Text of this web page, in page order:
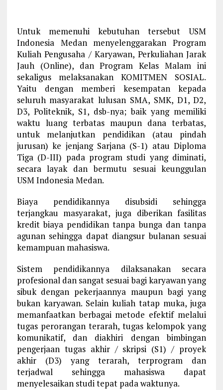
Untuk memenuhi kebutuhan tersebut USM
Indonesia Medan menyelenggarakan Program
Kuliah Pengusaha / Karyawan, Perkuliahan Jarak
Jauh (Online), dan Program Kelas Malam ini
sekaligus melaksanakan KOMITMEN SOSIAL.
Yaitu dengan memberi kesempatan kepada
seluruh masyarakat lulusan SMA, SMK, D1, D2,
D3, Politeknik, S1, dsb-nya; baik yang memiliki
waktu luang terbatas maupun dana terbatas,
untuk melanjutkan pendidikan (atau pindah
jurusan) ke jenjang Sarjana (S-1) atau Diploma
Tiga (D-III) pada program studi yang diminati,
secara layak dan bermutu sesuai keunggulan
USM Indonesia Medan.
Biaya pendidikannya disubsidi sehingga
terjangkau masyarakat, juga diberikan fasilitas
kredit biaya pendidikan tanpa bunga dan tanpa
agunan sehingga dapat diangsur bulanan sesuai
kemampuan mahasiswa.
Sistem pendidikannya dilaksanakan secara
profesional dan sangat sesuai bagi karyawan yang
sibuk dengan pekerjaannya maupun bagi yang
bukan karyawan. Selain kuliah tatap muka, juga
memanfaatkan berbagai metode efektif melalui
tugas perorangan terarah, tugas kelompok yang
komunikatif, dan diakhiri dengan bimbingan
pengerjaan tugas akhir / skripsi (S1) / proyek
akhir (D3) yang terarah, terprogram dan
terjadwal sehingga mahasiswa dapat
menyelesaikan studi tepat pada waktunya.